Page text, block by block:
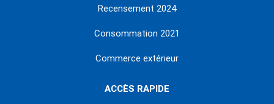
Recensement 2024
Consommation 2021
Commerce extérieur
ACCÈS RAPIDE